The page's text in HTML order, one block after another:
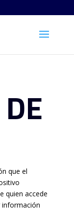
que el
quien accede
información